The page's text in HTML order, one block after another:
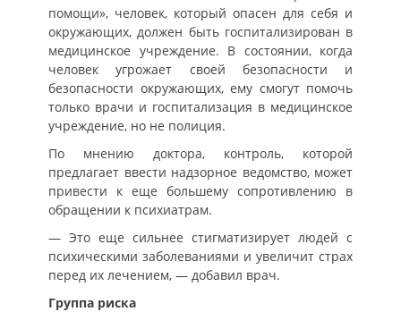
помощи», человек, который опасен для себя и
окружающих, должен быть госпитализирован в
медицинское учреждение. В состоянии, когда
человек угрожает своей безопасности и
безопасности окружающих, ему смогут помочь
только врачи и госпитализация в медицинское
учреждение, но не полиция.
По мнению доктора, контроль, которой
предлагает ввести надзорное ведомство, может
привести к еще большему сопротивлению в
обращении к психиатрам.
— Это еще сильнее стигматизирует людей с
психическими заболеваниями и увеличит страх
перед их лечением, — добавил врач.
Группа риска